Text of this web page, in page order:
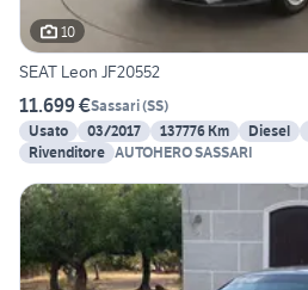
10
SEAT Leon JF20552
11.699 €Sassari(SS)
Usato
03/2017 137776 Km Diesel
Rivenditore AUTOHERO SASSARI